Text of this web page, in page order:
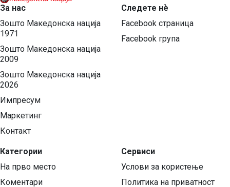
За нас
Зошто Македонска нација
1971
Зошто Македонска нација
2009
Зошто Македонска нација
2026
Импресум
Маркетинг
Контакт
Категории
На прво место
Коментари
Следете нѐ
Facebook страница
Facebook група
Сервиси
Услови за користење
Политика на приватност